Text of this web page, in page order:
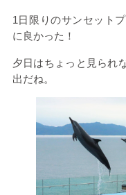
1 日限りのサンセット
に良かった！
夕日はちょっと見られ
出だね。